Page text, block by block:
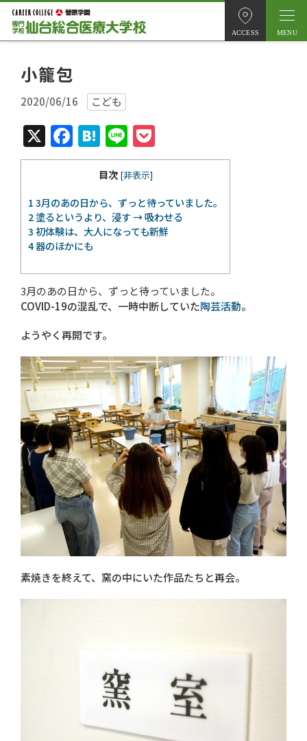
ACCESS
小籠包
2020/06/16 こども
X Facebook
Hatena
Line
目次 [非表示]
13月のあの日から、ずっと待っていました。
2塗るというより、浸す → 吸わせる
3初体験は、大人になっても新鮮
4器のほかにも
3月のあの日から、ずっと待っていました。
COVID-19の混乱で、一時中断していた陶芸活動。
ようやく再開です。
素焼きを終えて、窯の中にいた作品たちと再会。